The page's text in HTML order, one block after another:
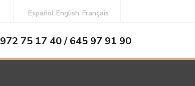
Español English Français
972 75 17 40 / 645 97 91 90